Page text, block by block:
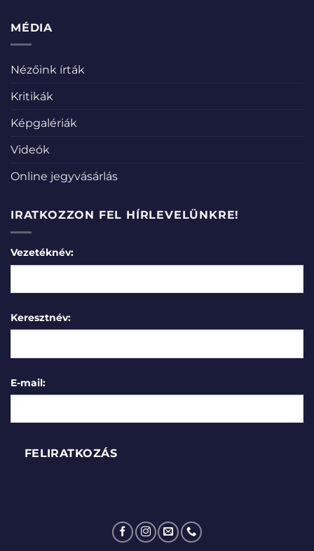
MÉDIA
Nézőink írták
Kritikák
Képgalériák
Videók
Online jegyvásárlás
IRATKOZZON FEL HÍRLEVELÜNKRE!
Vezetéknév:
Keresztnév:
E-mail: